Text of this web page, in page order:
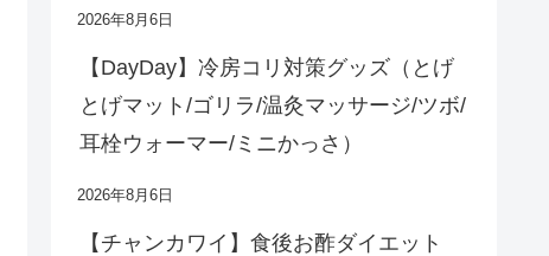
2026年8月6日
【DayDay】冷房コリ対策グッズ（とげ
とげマット/ゴリラ/温灸マッサージ/ツボ/
耳栓ウォーマー/ミニかっさ）
2026年8月6日
【チャンカワイ】食後お酢ダイエット